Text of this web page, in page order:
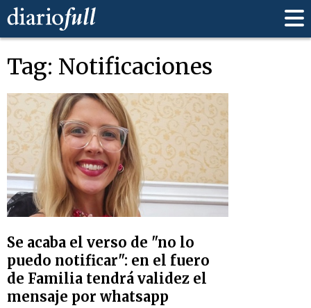
Tag: Notificaciones
Se acaba el verso de "no lo
puedo notificar": en el fuero
de Familia tendrá validez el
mensaje por whatsapp